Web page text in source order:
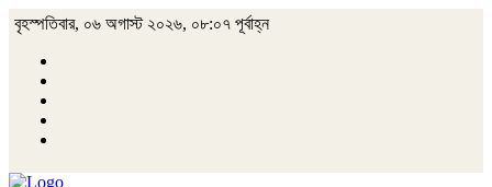
বৃহস্পতিবার, ০৬ অগাস্ট ২০২৬, ০৮:০৭ পূর্বাহ্ন